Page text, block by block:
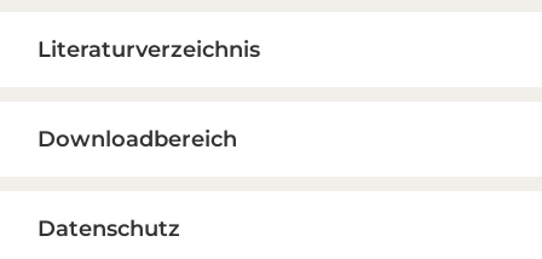
Literaturverzeichnis
Downloadbereich
Datenschutz